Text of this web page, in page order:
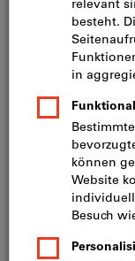
Mit einem
und Baubedarf
Qualität und